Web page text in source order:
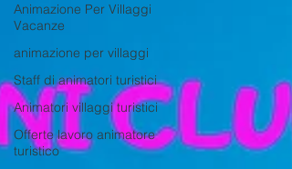
Animazione Per Villaggi
Vacanze
animazione per villaggi
Staff di animatori turistici
Animatori villaggi turistici
Offerte lavoro animatore
turistico